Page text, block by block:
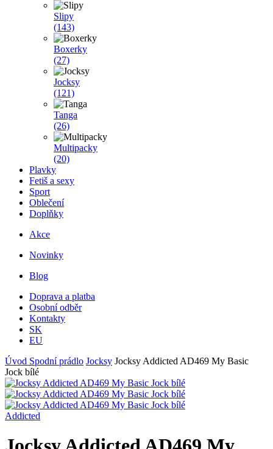
Slipy
(143)
Boxerky
(27)
Jocksy
(121)
Tanga
(26)
Multipacky
(20)
Plavky
Fetiš a sexy
Sport
Oblečení
Doplňky
Akce
Novinky
Blog
Doprava a platba
Osobní odběr
Kontakty
SK
EU
Úvod Spodní prádlo Jocksy Jocksy Addicted AD469 My Basic
Jock bílé
Addicted